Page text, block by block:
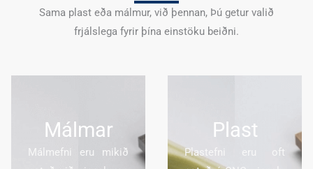
Sama plast eða málmur, við þennan, Þú getur valið
frjálslega fyrir þína einstöku beiðni.
Málmar
Málmefni eru mikið
Plast
Plastefni eru oft